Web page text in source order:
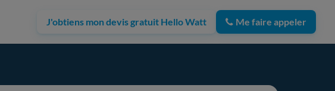
J'obtiens mon devis gratuit Hello Watt Me faire appeler